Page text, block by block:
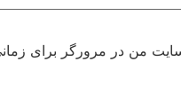
برای زمانی که دوباره